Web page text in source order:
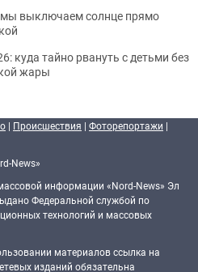
мы выключаем солнце прямо
куда тайно рвануть с детьми без
жары
| Происшествия | Фоторепортажи |
News»
информации «Nord-News» Эл
Федеральной службой по
технологий и массовых
материалов ссылка на
изданий обязательна